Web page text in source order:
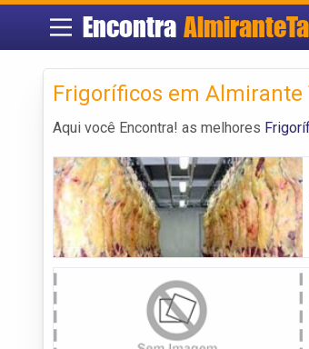
Encontra
Frigoríficos em Almirante
Aqui você Encontra! as melhores